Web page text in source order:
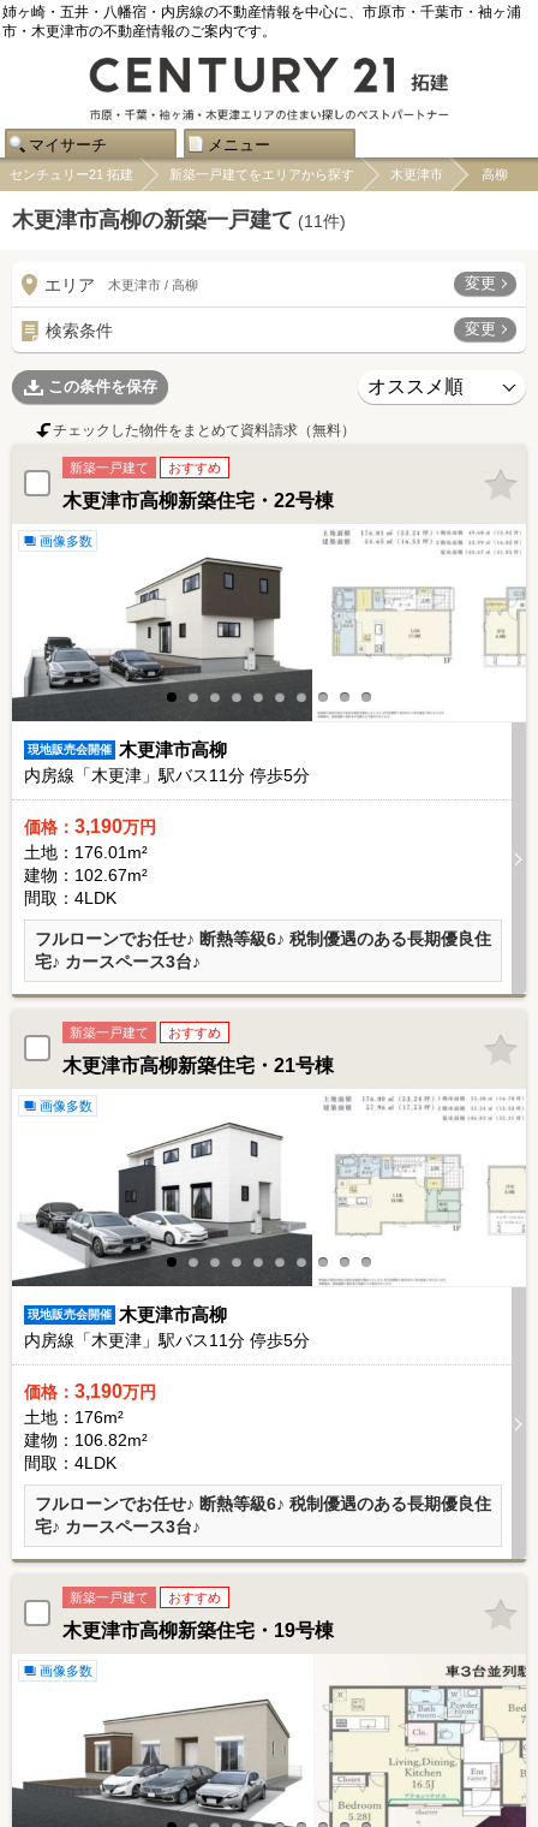
姉ヶ崎・五井・八幡宿・内房線の不動産情報を中心に、市原市・千葉市・袖ヶ浦
市・木更津市の不動産情報のご案内です。
メニュー
マイサーチ
センチュリー21 拓建 新築一戸建てをエリアから探す 木更津市 高柳
木更津市高柳の新築一戸建て (11件)
エリア 木更津市 / 高柳 変更
検索条件 変更
この条件を保存
チェックした物件をまとめて資料請求（無料）
新築一戸建て おすすめ
木更津市高柳新築住宅・22号棟
画像多数
現地販売会開催 木更津市高柳
内房線「木更津」駅バス11分 停歩5分
価格： 3,190万円
土地：176.01m²
建物：102.67m²
間取：4LDK
フルローンでお任せ♪ 断熱等級6♪ 税制優遇のある長期優良住
宅♪ カースペース3台♪
新築一戸建て おすすめ
木更津市高柳新築住宅・21号棟
画像多数
現地販売会開催 木更津市高柳
内房線「木更津」駅バス11分 停歩5分
価格： 3,190万円
土地：176m²
建物：106.82m²
間取：4LDK
フルローンでお任せ♪ 断熱等級6♪ 税制優遇のある長期優良住
宅♪ カースペース3台♪
新築一戸建て おすすめ
木更津市高柳新築住宅・19号棟
画像多数